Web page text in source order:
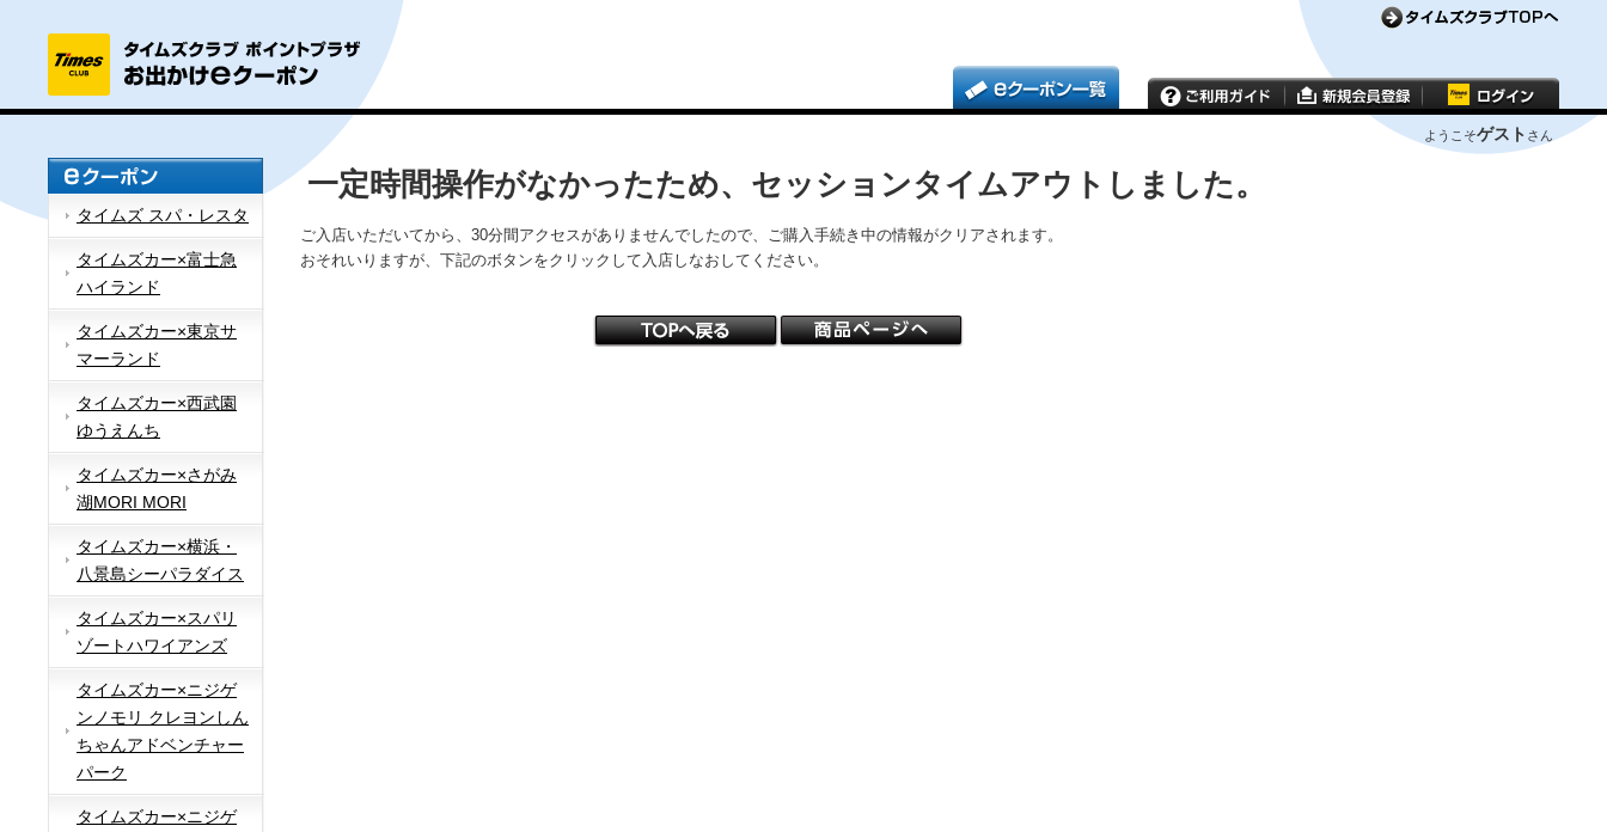
ようこそゲスト さん
タイムズ スパ・レスタ
タイムズカー×富士急
ハイランド
タイムズカー×東京サ
マーランド
タイムズカー×西武園
ゆうえんち
タイムズカー×さがみ
湖MORI MORI
タイムズカー×横浜・
八景島シーパラダイス
タイムズカー×スパリ
ゾートハワイアンズ
タイムズカー×ニジゲ
ンノモリ クレヨンしん
ちゃんアドベンチャー
パーク
タイムズカー×ニジゲ
一定時間操作がなかったため、セッションタイムアウトしました。
ご入店いただいてから、30分間アクセスがありませんでしたので、ご購入手続き中の情報がクリアされます。
おそれいりますが、下記のボタンをクリックして入店しなおしてください。